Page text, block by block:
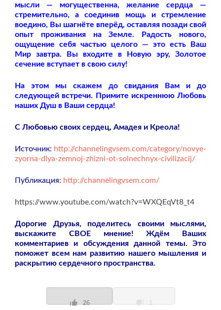
мысли — могущественна, желание сердца —
стремительно, а соединив мощь и стремление
воедино, Вы шагнёте вперёд, оставляя позади свой
опыт проживания на Земле. Радость нового,
ощущение себя частью целого — это есть Ваш
Мир завтра. Вы входите в Новую эру, Золотое
сечение вступает в свою силу!
На этом мы скажем до свидания Вам и до
следующей встречи. Примите искреннюю Любовь
наших Душ в Ваши сердца!
С Любовью своих сердец, Амадея и Креола!
Источник: http://channelingvsem.com/category/novye-
zyorna-dlya-zemnoj-zhizni-ot-solnechnyx-civilizacij/
Публикация: http://channelingvsem.com/
https://www.youtube.com/watch?v=WXQEqVt8_t4
Дорогие Друзья, поделитесь своими мыслями,
выскажите СВОЕ мнение! Ждём Ваших
комментариев и обсуждения данной темы. Это
поможет всем нам развитию нашего мышления и
раскрытию сердечного пространства.
26